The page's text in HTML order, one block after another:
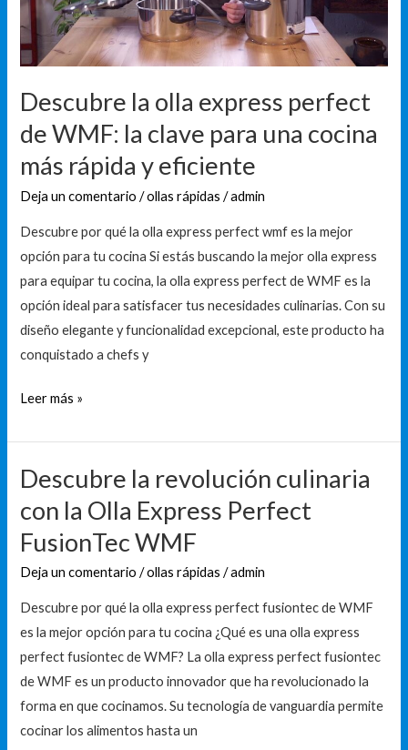
Descubre la olla express perfect
de WMF: la clave para una cocina
más rápida y eficiente
Deja un comentario /ollas rápidas /admin
Descubre por qué la olla express perfect wmf es la mejor
opción para tu cocina Si estás buscando la mejor olla express
para equipar tu cocina, la olla express perfect de WMF es la
opción ideal para satisfacer tus necesidades culinarias. Con su
diseño elegante y funcionalidad excepcional, este producto ha
conquistado a chefs y
WMF:
la
clave
para
cocina
más
rápida
eficiente
Leer más »
Descubre la revolución culinaria
con la Olla Express Perfect
FusionTec WMF
Deja un comentario /ollas rápidas /admin
Descubre por qué la olla express perfect fusiontec de WMF
es la mejor opción para tu cocina ¿Qué es una olla express
perfect fusiontec de WMF? La olla express perfect fusiontec
de WMF es un producto innovador que ha revolucionado la
forma en que cocinamos. Su tecnología de vanguardia permite
cocinar los alimentos hasta un
Descubre
revolución
culinaria
con